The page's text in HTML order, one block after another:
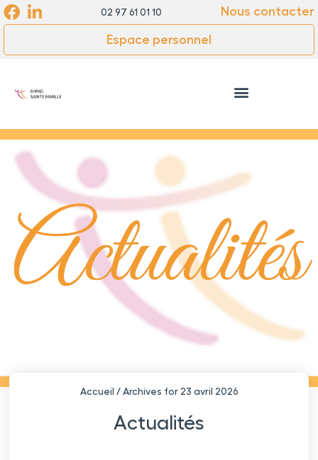
02 97 61 01 10 Nous contacter
Espace personnel
Accueil / Archives for 23 avril 2026
Actualités
Cookies management panel